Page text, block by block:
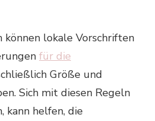
können lokale Vorschriften
für die
Größe und
Sich mit diesen Regeln
kann helfen, die